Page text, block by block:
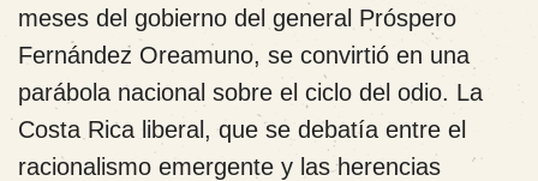
meses del gobierno del general Próspero
Fernández Oreamuno, se convirtió en una
parábola nacional sobre el ciclo del odio. La
Costa Rica liberal, que se debatía entre el
racionalismo emergente y las herencias